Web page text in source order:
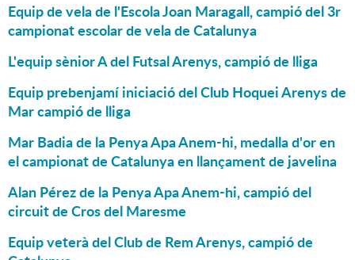
Equip de vela de l'Escola Joan Maragall, campió del 3r
campionat escolar de vela de Catalunya
L'equip sènior A del Futsal Arenys, campió de lliga
Equip prebenjamí iniciació del Club Hoquei Arenys de
Mar campió de lliga
Mar Badia de la Penya Apa Anem-hi, medalla d'or en
el campionat de Catalunya en llançament de javelina
Alan Pérez de la Penya Apa Anem-hi, campió del
circuit de Cros del Maresme
Equip veterà del Club de Rem Arenys, campió de